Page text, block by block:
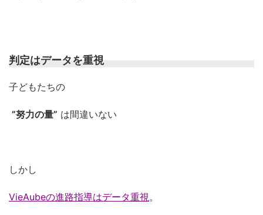
判定はデータを重視
子どもたちの
”努力の量” は間違いない
しかし
VieAubeの進路指導はデータ重視 。